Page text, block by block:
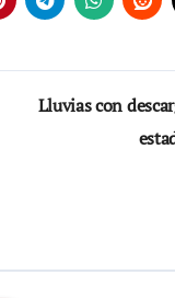
Lluvias con